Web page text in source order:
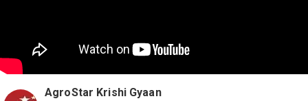
AgroStar Krishi Gyaan